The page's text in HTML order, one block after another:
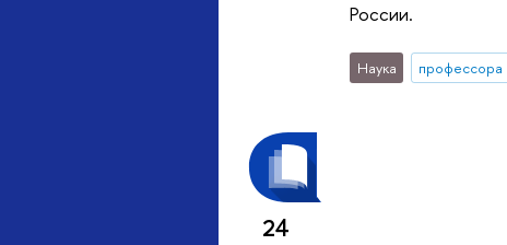
России.
Наука профессора
24